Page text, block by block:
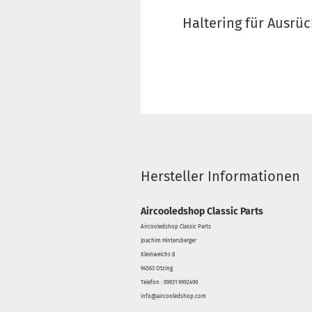
Haltering für
Hersteller Informationen
Aircooledshop Classic Parts
Aircooledshop Classic Parts
Joachim Hintersberger
Kleinweichs 8
94563 Otzing
Telefon : 09931 9992490
info@aircooledshop.com